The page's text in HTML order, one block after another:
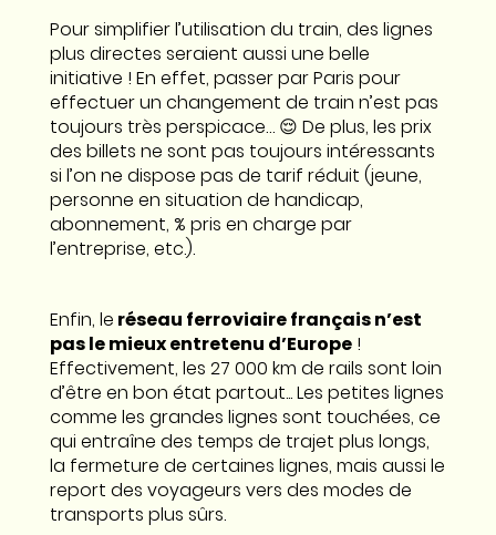
Pour simplifier l’utilisation du train, des lignes
plus directes seraient aussi une belle
initiative ! En effet, passer par Paris pour
effectuer un changement de train n’est pas
toujours très perspicace… 😌 De plus, les prix
des billets ne sont pas toujours intéressants
si l’on ne dispose pas de tarif réduit (jeune,
personne en situation de handicap,
abonnement, % pris en charge par
l’entreprise, etc.).
Enfin, le réseau ferroviaire français n’est
pas le mieux entretenu d’Europe!
Effectivement, les 27 000 km de rails sont loin
d’être en bon état partout... Les petites lignes
comme les grandes lignes sont touchées, ce
qui entraîne des temps de trajet plus longs,
la fermeture de certaines lignes, mais aussi le
report des voyageurs vers des modes de
transports plus sûrs.